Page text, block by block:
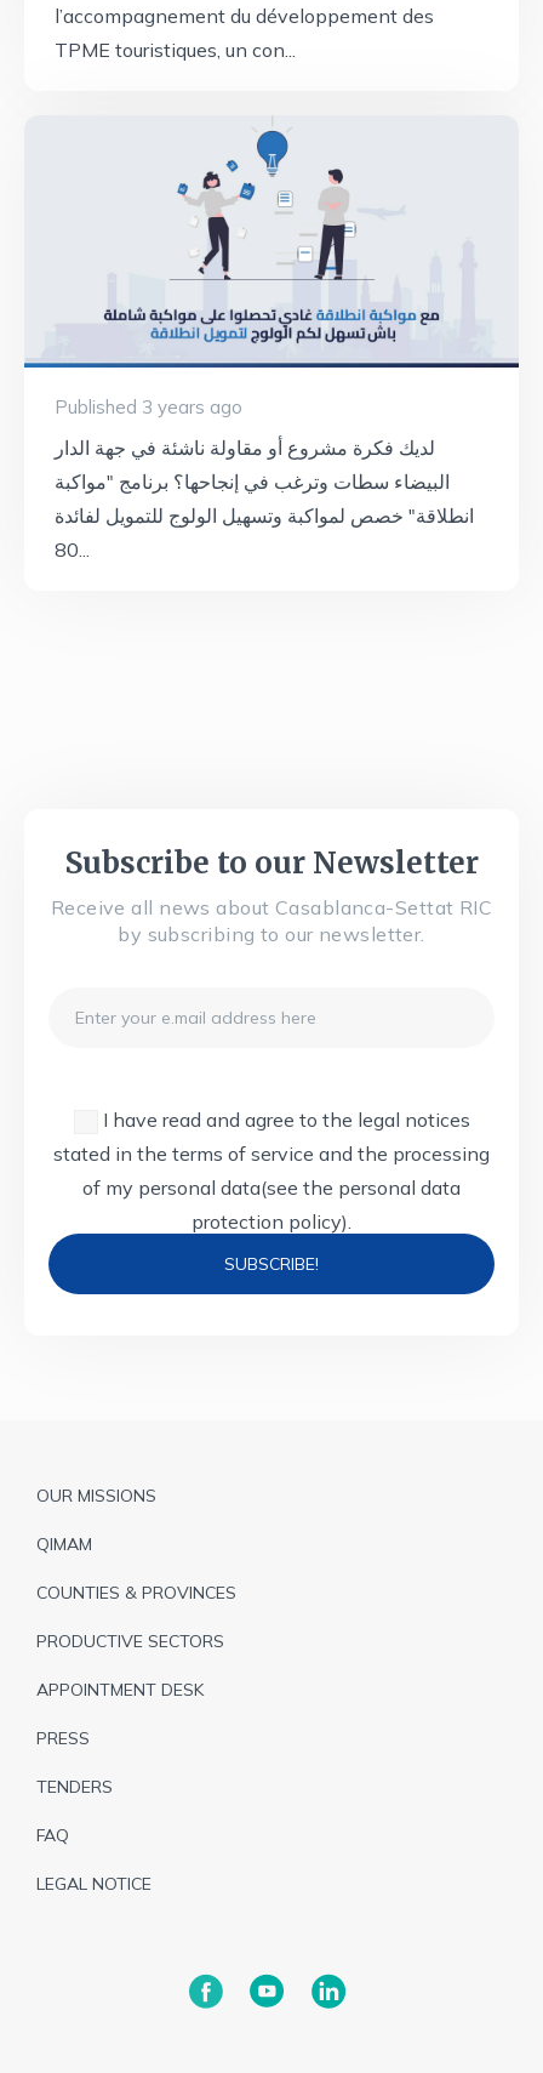
l’accompagnement du développement des
TPME touristiques, un con...
Published 3 years ago
لديك فكرة مشروع أو مقاولة ناشئة في جهة الدار
البيضاء سطات وترغب في إنجاحها؟ برنامج "مواكبة
انطلاقة" خصص لمواكبة وتسهيل الولوج للتمويل لفائدة
80...
Subscribe to our Newsletter
Receive all news about Casablanca-Settat RIC
by subscribing to our newsletter.
I have read and agree to the legal notices
stated in the terms of service and the processing
of my personal data(see the personal data
protection policy).
Pied
de
OUR MISSIONS
QIMAM
COUNTIES & PROVINCES
PRODUCTIVE SECTORS
APPOINTMENT DESK
PRESS
TENDERS
FAQ
LEGAL NOTICE